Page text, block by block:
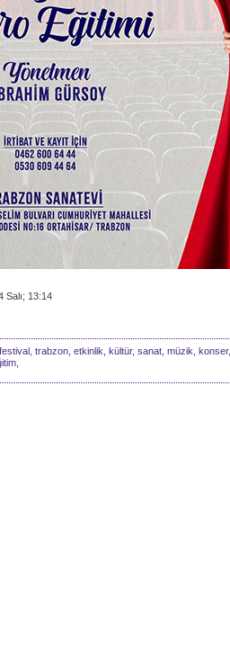
Salı; 13:14
trabzon, etkinlik, kültür, sanat, müzik, konser,